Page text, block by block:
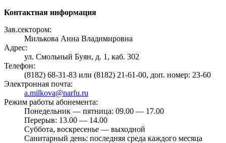
Контактная информация
Зав.сектором:
Милькова Анна Владимировна
Адрес:
ул. Смольный Буян, д. 1, каб. 302
Телефон:
(8182) 68-31-83 или (8182) 21-61-00, доп. номер: 23-60
Электронная почта:
a.milkova@narfu.ru
Режим работы абонемента:
Понедельник — пятница: 09.00 — 17.00
Перерыв: 13.00 — 14.00
Суббота, воскресенье — выходной
Санитарный день: последняя среда каждого месяца